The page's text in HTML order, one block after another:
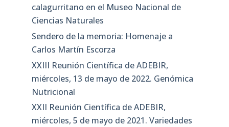
calagurritano en el Museo Nacional de
Ciencias Naturales
Sendero de la memoria: Homenaje a
Carlos Martín Escorza
XXIII Reunión Científica de ADEBIR,
miércoles, 13 de mayo de 2022. Genómica
Nutricional
XXII Reunión Científica de ADEBIR,
miércoles, 5 de mayo de 2021. Variedades